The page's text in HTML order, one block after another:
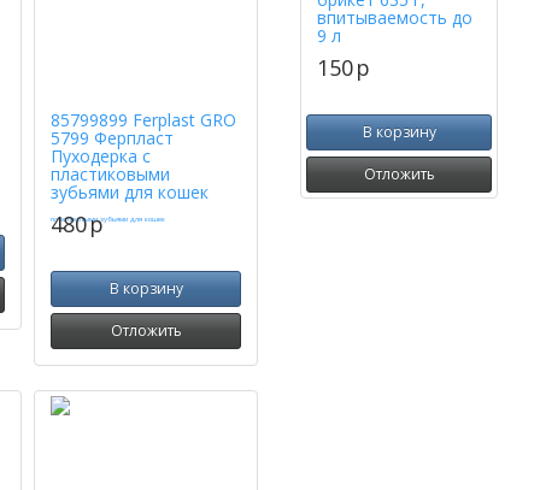
85799899 Ferplast GRO
5799 Ферпласт
Пуходерка с
пластиковыми
зубьями для кошек
480p
В корзину
Отложить
впитываемость до
9 л
150p
В корзину
Отложить